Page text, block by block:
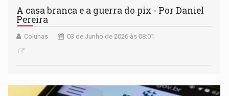
A casa branca e a guerra do pix - Por Daniel
Pereira
Colunas 03 de Junho de 2026 às 08:01